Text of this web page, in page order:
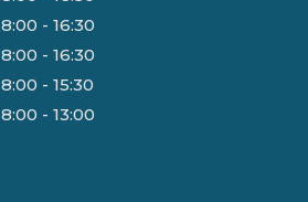
8:00 - 16:30
8:00 - 16:30
8:00 - 15:30
8:00 - 13:00